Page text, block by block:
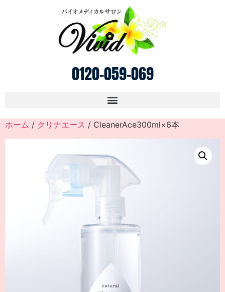
0120-059-069
ホーム / クリナエース / CleanerAce300ml×6本